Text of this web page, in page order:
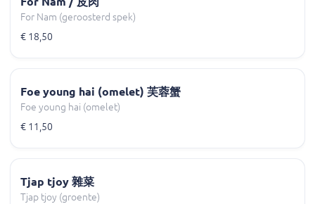
For Nam (geroosterd spek)
€ 18,50
Foe young hai (omelet) 芙蓉蟹
Foe young hai (omelet)
€ 11,50
Tjap tjoy 雜菜
Tjap tjoy (groente)